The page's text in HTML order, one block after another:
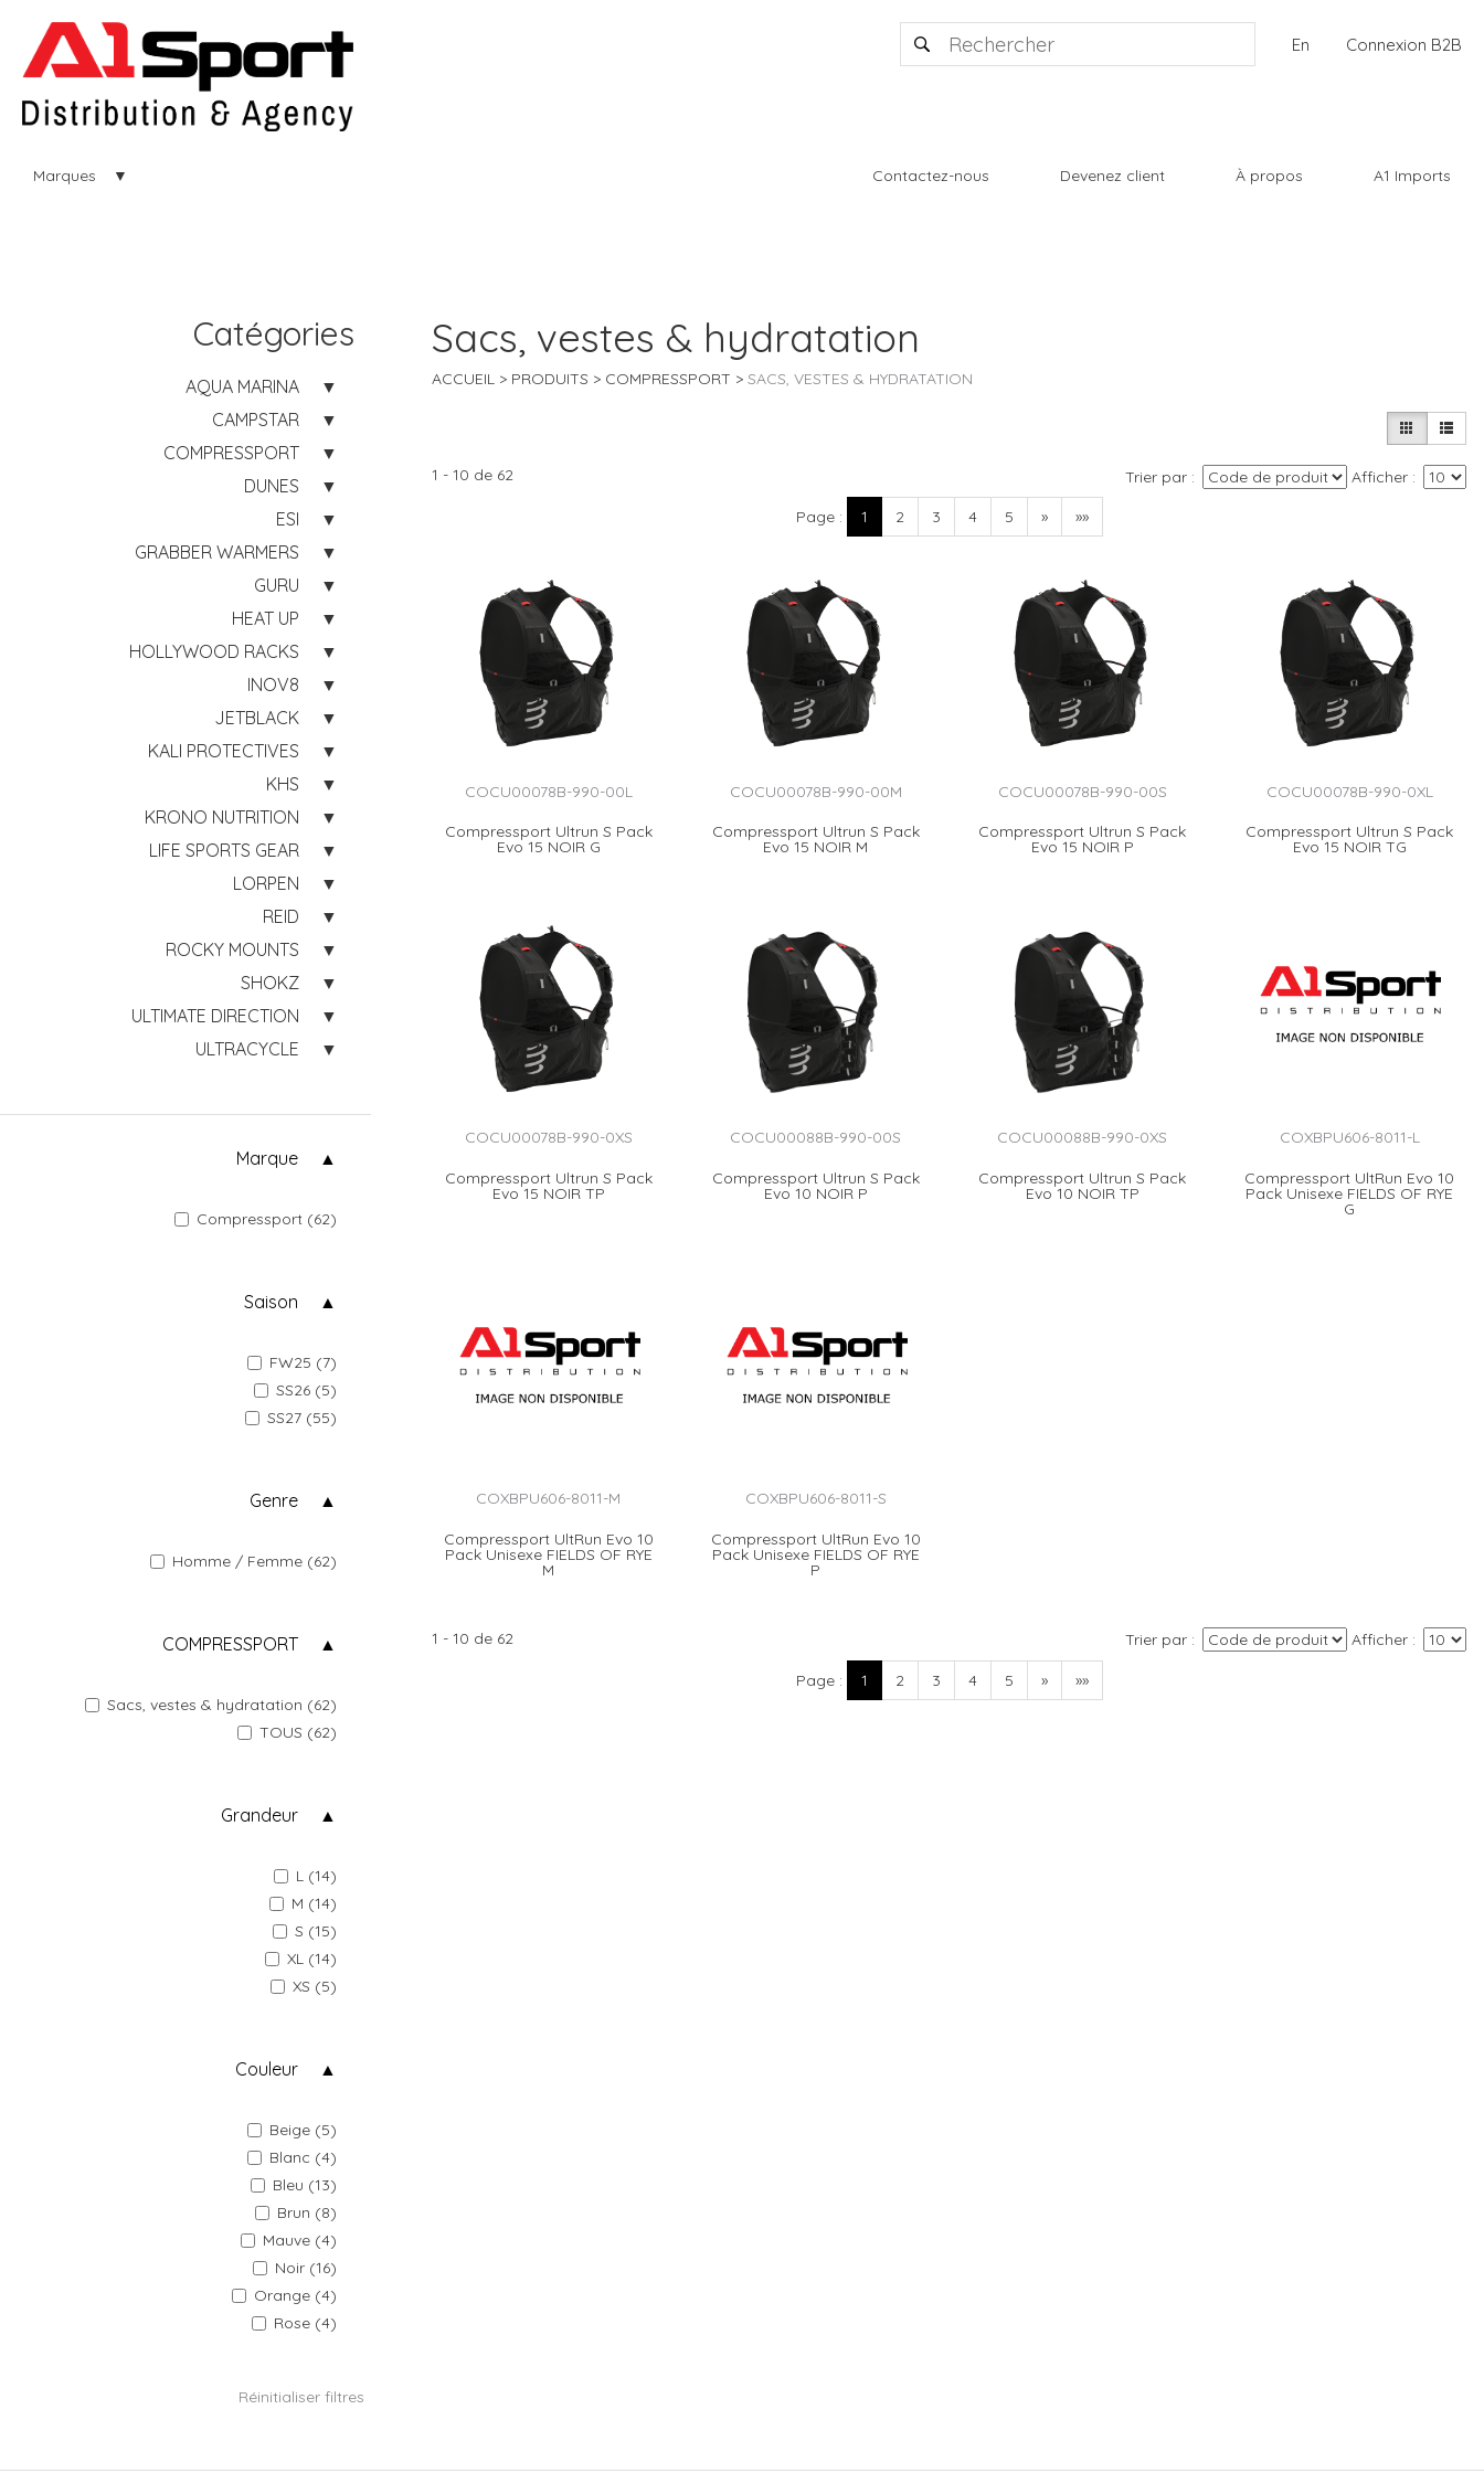
En Connexion B2B
Marques Contactez-nous Devenez client À propos A1 Imports
Catégories
AQUA MARINA
CAMPSTAR
COMPRESSPORT
DUNES
ESI
GRABBER WARMERS
GURU
HEAT UP
HOLLYWOOD RACKS
INOV8
JETBLACK
KALI PROTECTIVES
KHS
KRONO NUTRITION
LIFE SPORTS GEAR
LORPEN
REID
ROCKY MOUNTS
SHOKZ
ULTIMATE DIRECTION
ULTRACYCLE
Marque
Compressport (62)
Saison
FW25 (7)
SS26 (5)
SS27 (55)
Genre
Homme / Femme (62)
COMPRESSPORT
Sacs, vestes & hydratation (62)
TOUS (62)
Grandeur
L (14)
M (14)
S (15)
XL (14)
XS (5)
Couleur
Beige (5)
Blanc (4)
Bleu (13)
Brun (8)
Mauve (4)
Noir (16)
Orange (4)
Rose (4)
Réinitialiser filtres
Sacs, vestes & hydratation
ACCUEIL PRODUITS COMPRESSPORT SACS, VESTES & HYDRATATION
1 - 10 de 62 Trier par Afficher
Page 1 2 3 4 5 » »»
COCU00078B-990-00L
Compressport Ultrun S Pack
Evo 15 NOIR G
COCU00078B-990-00M
Compressport Ultrun S Pack
Evo 15 NOIR M
COCU00078B-990-00S
Compressport Ultrun S Pack
Evo 15 NOIR P
COCU00078B-990-0XL
Compressport Ultrun S Pack
Evo 15 NOIR TG
COCU00078B-990-0XS
Compressport Ultrun S Pack
Evo 15 NOIR TP
COCU00088B-990-00S
Compressport Ultrun S Pack
Evo 10 NOIR P
COCU00088B-990-0XS
Compressport Ultrun S Pack
Evo 10 NOIR TP
COXBPU606-8011-L
Compressport UltRun Evo 10
Pack Unisexe FIELDS OF RYE
G
COXBPU606-8011-M
Compressport UltRun Evo 10
Pack Unisexe FIELDS OF RYE
M
COXBPU606-8011-S
Compressport UltRun Evo 10
Pack Unisexe FIELDS OF RYE
P
1 - 10 de 62 Trier par Afficher
Page 1 2 3 4 5 » »»